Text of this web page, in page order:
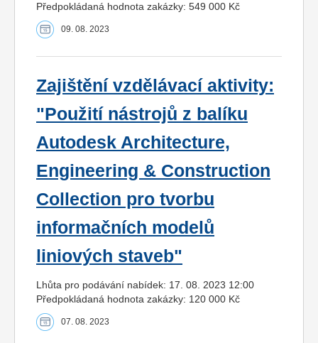
Předpokládaná hodnota zakázky: 549 000 Kč
09. 08. 2023
Zajištění vzdělávací aktivity:
"Použití nástrojů z balíku
Autodesk Architecture,
Engineering & Construction
Collection pro tvorbu
informačních modelů
liniových staveb"
Lhůta pro podávání nabídek: 17. 08. 2023 12:00
Předpokládaná hodnota zakázky: 120 000 Kč
07. 08. 2023